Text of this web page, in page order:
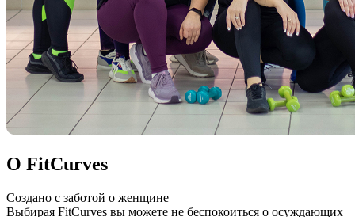
О FitCurves
Создано с заботой о женщине
Выбирая FitCurves вы можете не беспокоиться о осуждающих